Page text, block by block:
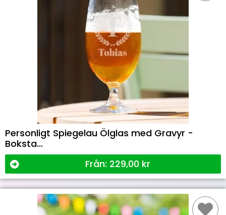
Personligt Spiegelau Ölglas med Gravyr -
Boksta...
Från: 229,00 kr